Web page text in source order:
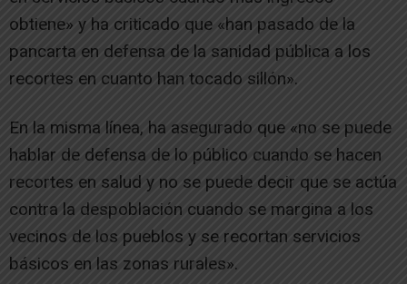
obtiene» y ha criticado que «han pasado de la
pancarta en defensa de la sanidad pública a los
recortes en cuanto han tocado sillón».
En la misma línea, ha asegurado que «no se puede
hablar de defensa de lo público cuando se hacen
recortes en salud y no se puede decir que se actúa
contra la despoblación cuando se margina a los
vecinos de los pueblos y se recortan servicios
básicos en las zonas rurales».